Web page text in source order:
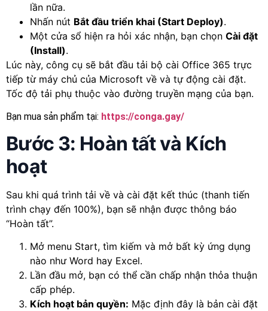
lần nữa.
Nhấn nút Bắt đầu triển khai (Start Deploy).
Một cửa sổ hiện ra hỏi xác nhận, bạn chọn Cài đặt
(Install).
Lúc này, công cụ sẽ bắt đầu tải bộ cài Office 365 trực
tiếp từ máy chủ của Microsoft về và tự động cài đặt.
Tốc độ tải phụ thuộc vào đường truyền mạng của bạn.
Bạn mua sản phẩm tại: https://conga.gay/
Bước 3: Hoàn tất và Kích
hoạt
Sau khi quá trình tải về và cài đặt kết thúc (thanh tiến
trình chạy đến 100%), bạn sẽ nhận được thông báo
“Hoàn tất”.
Mở menu Start, tìm kiếm và mở bất kỳ ứng dụng
nào như Word hay Excel.
Lần đầu mở, bạn có thể cần chấp nhận thỏa thuận
cấp phép.
Kích hoạt bản quyền: Mặc định đây là bản cài đặt